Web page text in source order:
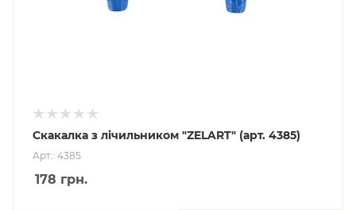
Скакалка з лічильником "ZELART" (арт. 4385)
Арт.: 4385
178 грн.